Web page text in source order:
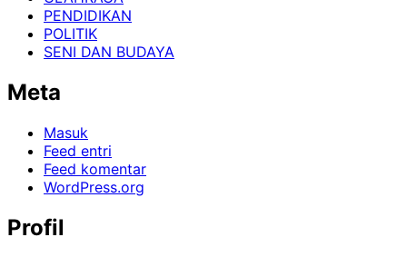
PENDIDIKAN
POLITIK
SENI DAN BUDAYA
Meta
Masuk
Feed entri
Feed komentar
WordPress.org
Profil